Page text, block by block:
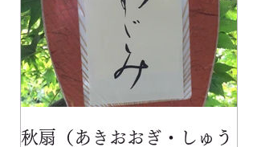
秋扇（あきおおぎ・しゅう